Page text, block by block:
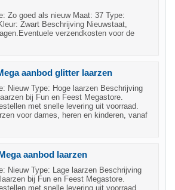
Zo goed als nieuw Maat: 37 Type:
Zwart Beschrijving Nieuwstaat,
verzendkosten voor de
aanbod glitter laarzen
Nieuw Type: Hoge laarzen Beschrijving
bij Fun en Feest Megastore.
met snelle levering uit voorraad.
voor dames, heren en kinderen, vanaf
aanbod laarzen
Nieuw Type: Lage laarzen Beschrijving
bij Fun en Feest Megastore.
met snelle levering uit voorraad.